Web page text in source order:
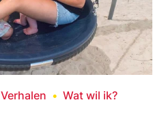
Verhalen Wat wil ik?